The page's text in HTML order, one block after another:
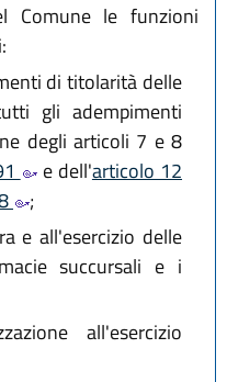
Comune le funzioni
di titolarità delle
gli adempimenti
degli articoli 7 e 8
e dell'articolo 12
;
e all'esercizio delle
succursali e i
all'esercizio